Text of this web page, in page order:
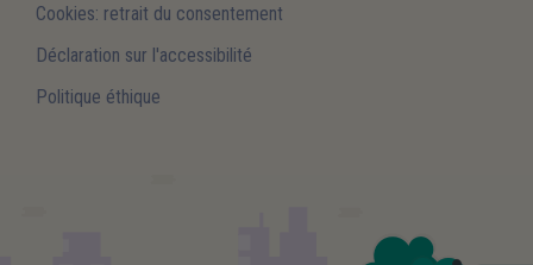
Cookies: retrait du consentement
Déclaration sur l'accessibilité
Politique éthique